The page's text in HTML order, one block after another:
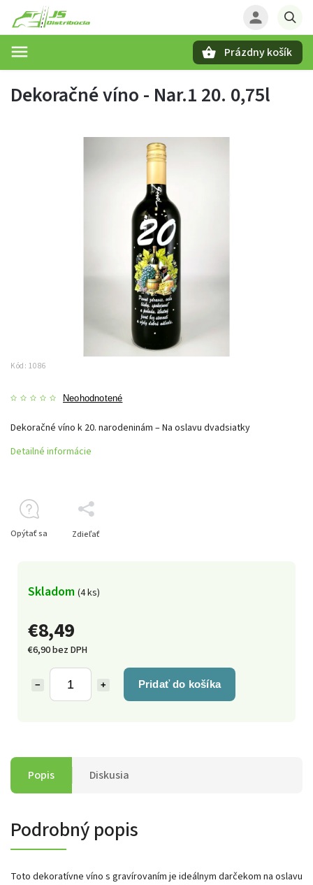
Prázdny košík
Dekoračné víno - Nar.1 20. 0,75l
Kód: 1086
Neohodnotené
€8,49
€6,90 bez DPH
+
− Pridať do košíka
Skladom (4 ks)
Dekoračné víno k 20. narodeninám – Na oslavu dvadsiatky
Detailné informácie
Opýtať sa Zdieľať
Popis Diskusia
Podrobný popis
Toto dekoratívne víno s gravírovaním je ideálnym darčekom na oslavu